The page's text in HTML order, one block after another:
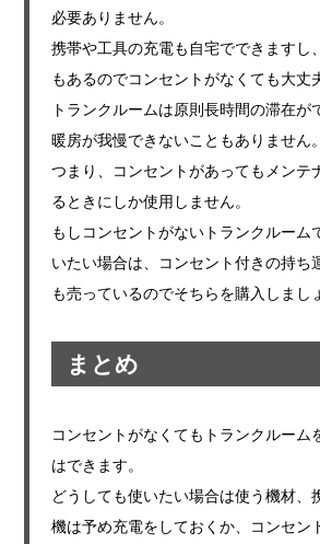
必要ありません。
携帯や工具の充電も自宅でできますし
もあるのでコンセントがなくても大丈
トランクルームは原則長時間の滞在が
暖房が我慢できないこともありません。
つまり、コンセントがあってもメンテ
るときにしか使用しません。
もしコンセントがないトランクルーム
いたい場合は、コンセント付きの持ち
も売っているのでそちらを購入しまし
まとめ
コンセントがなくてもトランクルーム
はできます。
どうしても使いたい場合は使う機材、
機は予め充電をしておくか、コンセン